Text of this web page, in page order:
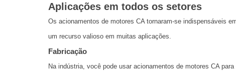
Aplicações em todos os setores
Os acionamentos de motores CA tornaram-se indispensáveis
um recurso valioso em muitas aplicações.
Fabricação
Na indústria, você pode usar acionamentos de motores CA